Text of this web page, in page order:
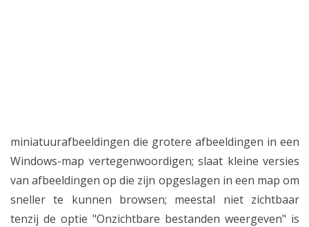
miniatuurafbeeldingen die grotere afbeeldingen in een
Windows-map vertegenwoordigen; slaat kleine versies
van afbeeldingen op die zijn opgeslagen in een map om
sneller te kunnen browsen; meestal niet zichtbaar
tenzij de optie "Onzichtbare bestanden weergeven" is